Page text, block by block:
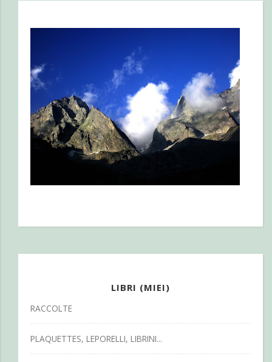
LIBRI (MIEI)
RACCOLTE
PLAQUETTES, LEPORELLI, LIBRINI...